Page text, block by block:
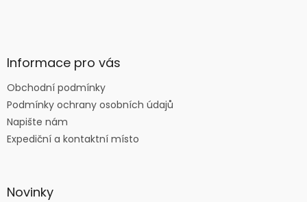
Informace pro vás
Obchodní podmínky
Podmínky ochrany osobních údajů
Napište nám
Expediční a kontaktní místo
Novinky